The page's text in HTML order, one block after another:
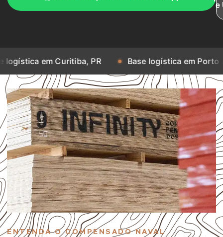
e
Curitiba, PR Base logística em Porto Alegre, RS
ENTENDA O COMPENSADO NAVAL